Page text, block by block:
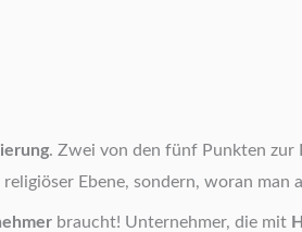
. Zwei von den fünf Punkten zur
Ebene, sondern, woran
braucht! Unternehmer, die mit